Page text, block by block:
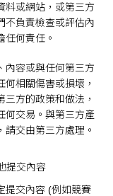
料或網站，或第三方
不負責檢查或評估內
任何責任。
內容或與任何第三方
相關傷害或損壞，
方的政策和做法，
何交易。與第三方產
交由第三方處理。
提交內容
提交內容 (例如競賽